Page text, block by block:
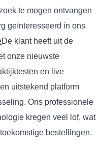
te mogen ontvangen
geïnteresseerd in ons
De klant heeft uit de
onze nieuwste
en live
uitstekend platform
Ons professionele
kregen veel lof, wat
bestellingen.